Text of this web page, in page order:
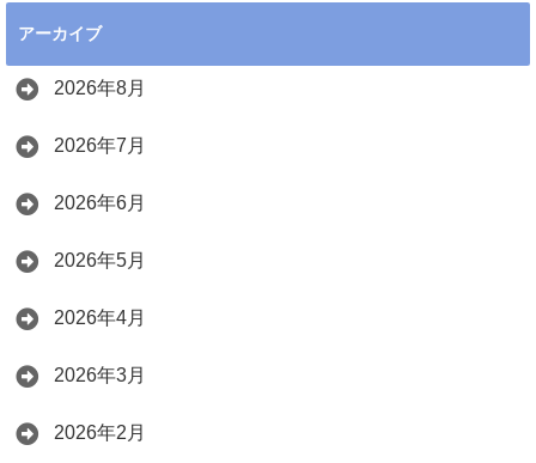
アーカイブ
2026年8月
2026年7月
2026年6月
2026年5月
2026年4月
2026年3月
2026年2月